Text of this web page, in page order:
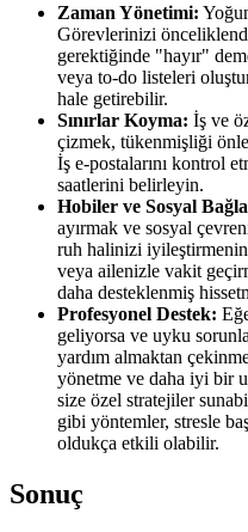
Zaman Yönetimi:
Görevlerinizi
gerektiğinde "hayır"
veya to-do listeleri
hale getirebilir.
Sınırlar Koyma: İş ve
çizmek, tükenmişliği
İş e-postalarını kontrol
saatlerini belirleyin.
Hobiler ve Sosyal
ayırmak ve sosyal
ruh halinizi iyileştirmenin
veya ailenizle vakit
daha desteklenmiş
Profesyonel Destek:
geliyorsa ve uyku
yardım almaktan
yönetme ve daha iyi bir
size özel stratejiler
gibi yöntemler, stresle
oldukça etkili olabilir.
Sonuç